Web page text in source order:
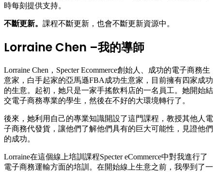
時每刻提供支持。
不斷更新。 課程不斷更新，也會不斷更新資源中。
Lorraine Chen –我的導師
Lorraine Chen，Specter Ecommerce創始人、成功的電子商務生
意家，白手起家的亞馬遜FBA成功生意家，目前擁有四家成功
的生意。起初，她只是一家手搖飲料店的一名員工。她開始結
交電子商務專業的學生，然後在不好的大環境轉行了。
後來，她利用自己的專業知識開設了這門課程，教授其他人電
子商務代發貨，讓他們了解他們具有的巨大可能性，見證他們
的成功。
Lorraine在這個線上培訓課程Specter eCommerce中對我進行了
電子商務運輸方面的培訓。在開始線上生意之前，我學到了一